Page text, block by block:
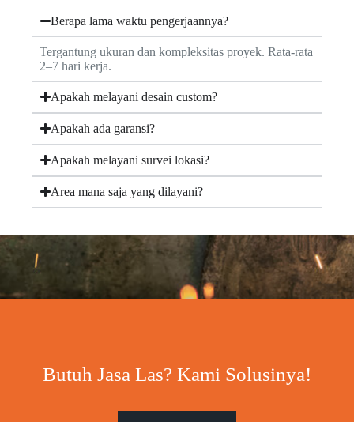
Berapa lama waktu pengerjaannya?
Tergantung ukuran dan kompleksitas proyek. Rata-rata
2–7 hari kerja.
Apakah melayani desain custom?
Apakah ada garansi?
Apakah melayani survei lokasi?
Area mana saja yang dilayani?
Butuh Jasa Las? Kami Solusinya!